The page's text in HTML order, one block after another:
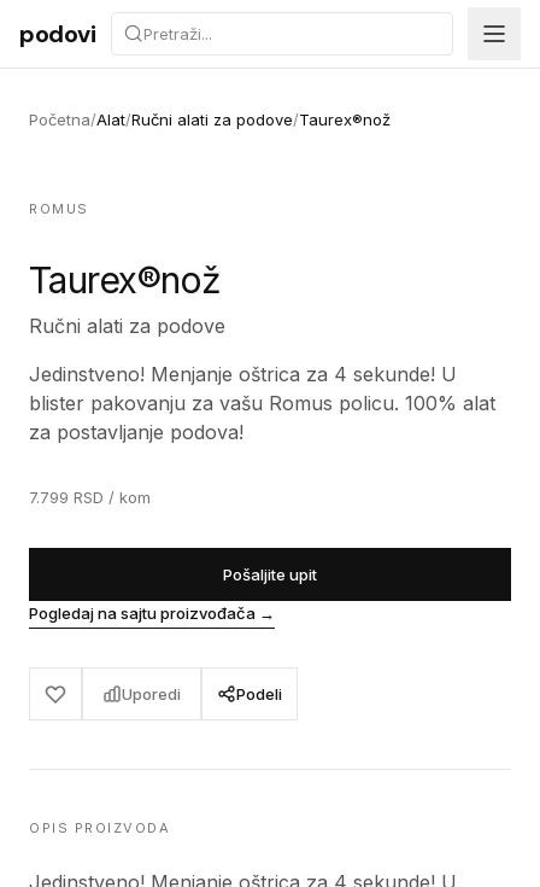
Preskoči na sadržaj
podovi
Početna/Alat/Ručni alati za podove/Taurex®nož
ROMUS
Taurex®nož
Ručni alati za podove
Jedinstveno! Menjanje oštrica za 4 sekunde! U
blister pakovanju za vašu Romus policu. 100% alat
za postavljanje podova!
7.799 RSD / kom
Pošaljite upit
Pogledaj na sajtu proizvođača →
Uporedi Podeli
OPIS PROIZVODA
Jedinstveno! Menjanje oštrica za 4 sekunde! U